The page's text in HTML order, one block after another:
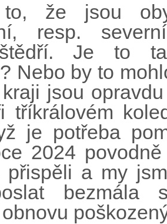
to, že jsou
resp.
Je to
Nebo by to
jsou
tříkrálovém
je potřeba
2024
přispěli a my
bezmála